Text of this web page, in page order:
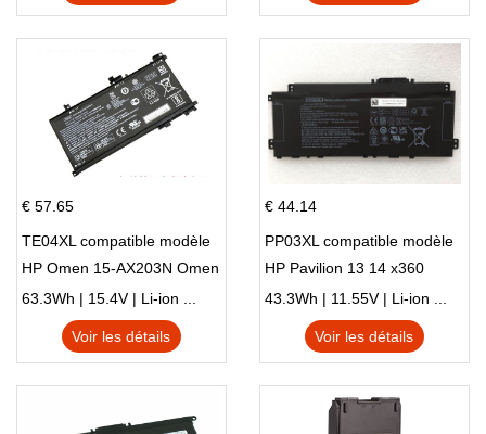
€ 57.65
TE04XL compatible modèle
HP Omen 15-AX203N Omen
15 Series Pavilion 15 Series
63.3Wh | 15.4V | Li-ion ...
Voir les détails
€ 44.14
PP03XL compatible modèle
HP Pavilion 13 14 x360
L83388-AC1 L83388-421
HSTNN-LB8S M01118-421
M01144-005 13-BB 14-DV
43.3Wh | 11.55V | Li-ion ...
Voir les détails